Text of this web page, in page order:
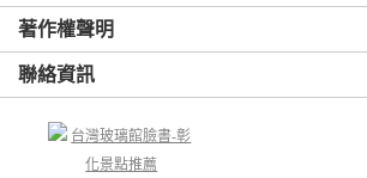
著作權聲明
聯絡資訊